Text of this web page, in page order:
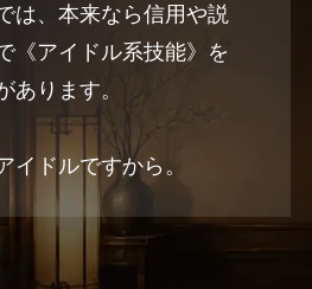
は、本来なら信用や説
《アイドル系技能》を
あります。
イドルですから。